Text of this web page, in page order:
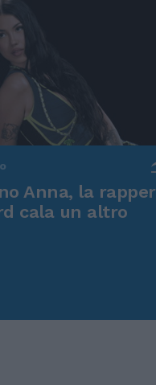
Anna, la rapper
cala un altro